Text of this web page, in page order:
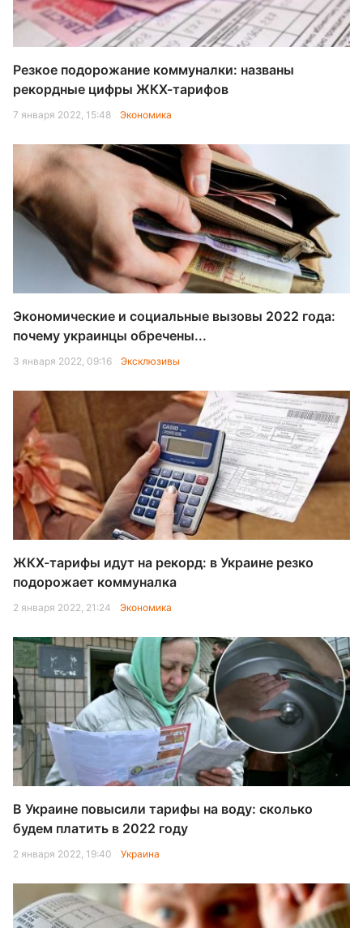
Резкое подорожание коммуналки: названы
рекордные цифры ЖКХ-тарифов
7 января 2022, 15:48 Экономика
Экономические и социальные вызовы 2022 года:
почему украинцы обречены...
3 января 2022, 09:16 Эксклюзивы
ЖКХ-тарифы идут на рекорд: в Украине резко
подорожает коммуналка
2 января 2022, 21:24 Экономика
В Украине повысили тарифы на воду: сколько
будем платить в 2022 году
2 января 2022, 19:40 Украина